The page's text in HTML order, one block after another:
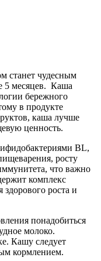
станет чудесным
5 месяцев. Каша
бережного
в продукте
каша лучше
ценность.
BL,
росту
что важно
комплекс
роста и
понадобиться
молоко.
Кашу следует
кормлением.